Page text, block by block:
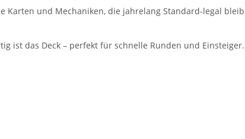
Karten und Mechaniken, die jahrelang Standard-legal
ist das Deck – perfekt für schnelle Runden und Einsteiger.